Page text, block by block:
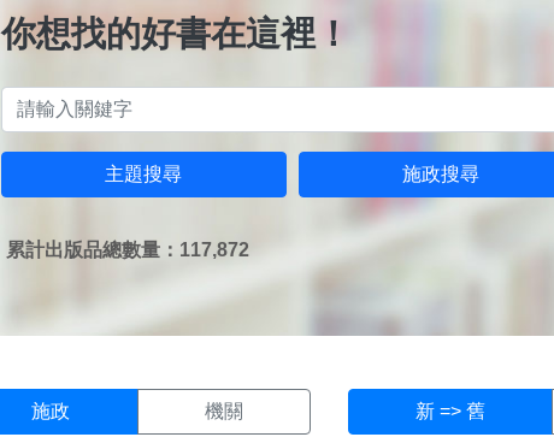
你想找的好書在這裡！
主題搜尋 施政搜尋
累計出版品總數量：117,872
施政 機關 新 => 舊